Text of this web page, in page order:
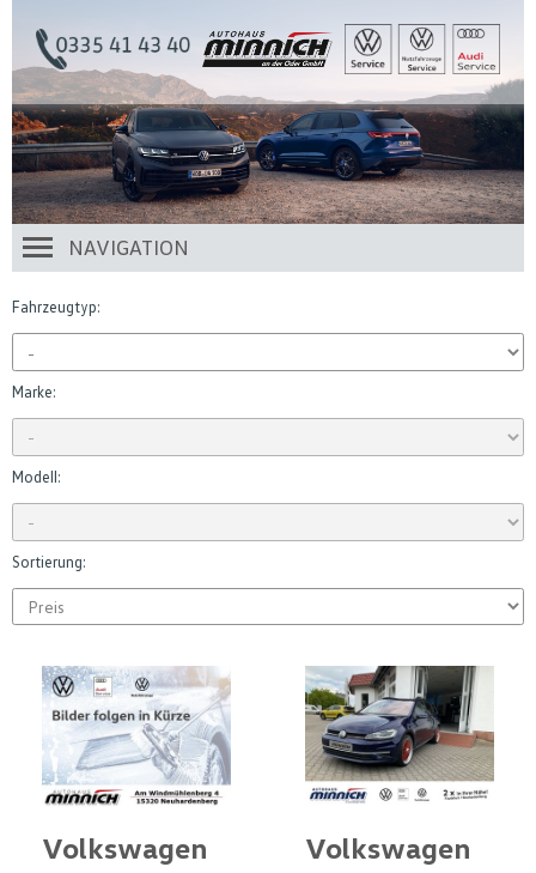
NAVIGATION
Fahrzeugtyp:
Marke:
Modell:
Sortierung:
Volkswagen
Volkswagen